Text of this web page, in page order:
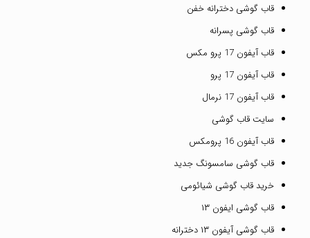
قاب گوشی دخترانه خفن
قاب گوشی پسرانه
قاب آیفون 17 پرو مکس
قاب آیفون 17 پرو
قاب آیفون 17 نرمال
سایت قاب گوشی
قاب آیفون 16 پرومکس
قاب گوشی سامسونگ جدید
خرید قاب گوشی شیائومی
قاب گوشی ایفون ۱۳
قاب گوشی آیفون ۱۳ دخترانه